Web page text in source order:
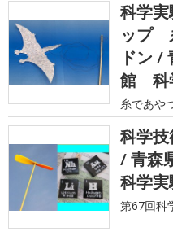
科学
ップ
ドン /
館 科
糸であや
科学
/ 青森
科学
第67回科